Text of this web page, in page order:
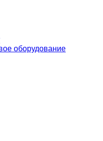
оборудование